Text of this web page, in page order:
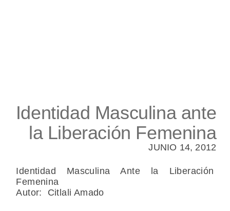
Identidad Masculina ante
la Liberación Femenina
JUNIO 14, 2012
Identidad Masculina Ante la Liberación
Femenina
Autor: Citlali Amado